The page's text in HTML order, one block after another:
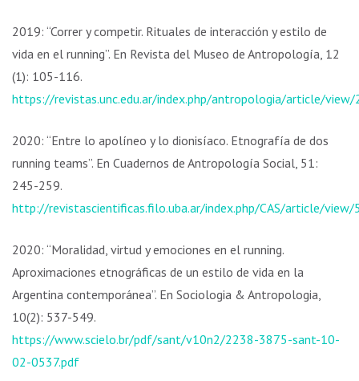
2019: “Correr y competir. Rituales de interacción y estilo de
vida en el running”. En Revista del Museo de Antropología, 12
(1): 105-116.
https://revistas.unc.edu.ar/index.php/antropologia/article/
2020: “Entre lo apolíneo y lo dionisíaco. Etnografía de dos
running teams”. En Cuadernos de Antropología Social, 51:
245-259.
http://revistascientificas.filo.uba.ar/index.php/CAS/article/
2020: “Moralidad, virtud y emociones en el running.
Aproximaciones etnográficas de un estilo de vida en la
Argentina contemporánea”. En Sociologia & Antropologia,
10(2): 537-549.
https://www.scielo.br/pdf/sant/v10n2/2238-3875-sant-10-
02-0537.pdf